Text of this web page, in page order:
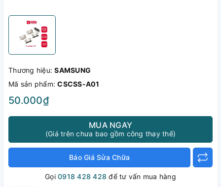
Thương hiệu:SAMSUNG
Mã sản phẩm:CSCSS-A01
50.000₫
MUA NGAY
(Giá trên chưa bao gồm công thay thế)
Báo Giá Sửa Chữa
Gọi0918 428 428 để tư vấn mua hàng